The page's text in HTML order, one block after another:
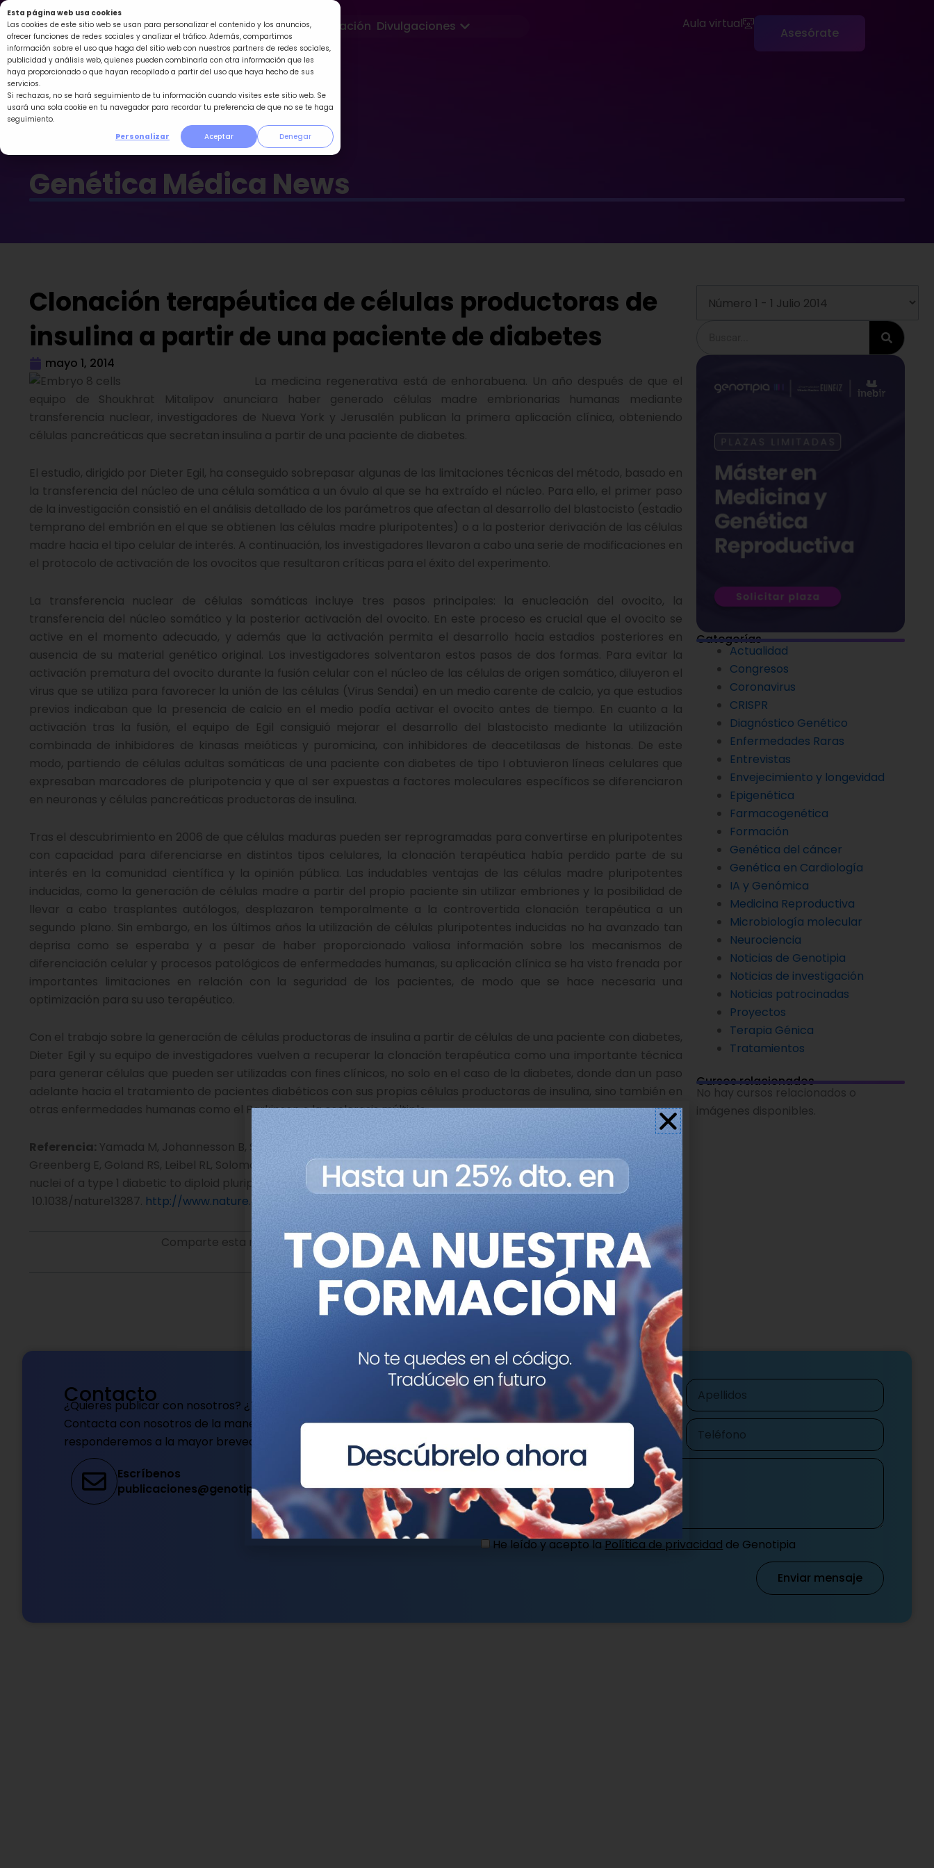
Esta página web usa cookies
Las cookies de este sitio web se usan para personalizar el contenido y los anuncios,
ofrecer funciones de redes sociales y analizar el tráfico. Además, compartimos
información sobre el uso que haga del sitio web con nuestros partners de redes sociales,
publicidad y análisis web, quienes pueden combinarla con otra información que les
haya proporcionado o que hayan recopilado a partir del uso que haya hecho de sus
servicios.
Si rechazas, no se hará seguimiento de tu información cuando visites este sitio web. Se
usará una sola cookie en tu navegador para recordar tu preferencia de que no se te haga
seguimiento.
Personalizar
Aceptar Denegar
Ir
al
contenido
Formación Divulgaciones Abrir Divulgaciones Aula virtual
Asesórate
Genética Médica News
Clonación terapéutica de células productoras de
insulina a partir de una paciente de diabetes
mayo 1, 2014
La medicina regenerativa está de enhorabuena. Un año después de que el
equipo de Shoukhrat Mitalipov anunciara haber generado células madre embrionarias humanas mediante
transferencia nuclear, investigadores de Nueva York y Jerusalén publican la primera aplicación clínica, obteniendo
células pancreáticas que secretan insulina a partir de una paciente de diabetes.
El estudio, dirigido por Dieter Egil, ha conseguido sobrepasar algunas de las limitaciones técnicas del método, basado en
la transferencia del núcleo de una célula somática a un óvulo al que se ha extraído el núcleo. Para ello, el primer paso
de la investigación consistió en el análisis detallado de los parámetros que afectan al desarrollo del blastocisto (estadio
temprano del embrión en el que se obtienen las células madre pluripotentes) o a la posterior derivación de las células
madre hacia el tipo celular de interés. A continuación, los investigadores llevaron a cabo una serie de modificaciones en
el protocolo de activación de los ovocitos que resultaron críticas para el éxito del experimento.
La transferencia nuclear de células somáticas incluye tres pasos principales: la enucleación del ovocito, la
transferencia del núcleo somático y la posterior activación del ovocito. En este proceso es crucial que el ovocito se
active en el momento adecuado, y además que la activación permita el desarrollo hacia estadios posteriores en
ausencia de su material genético original. Los investigadores solventaron estos pasos de dos formas. Para evitar la
activación prematura del ovocito durante la fusión celular con el núcleo de las células de origen somático, diluyeron el
virus que se utiliza para favorecer la unión de las células (Virus Sendai) en un medio carente de calcio, ya que estudios
previos indicaban que la presencia de calcio en el medio podía activar el ovocito antes de tiempo. En cuanto a la
activación tras la fusión, el equipo de Egil consiguió mejorar el desarrollo del blastocisto mediante la utilización
combinada de inhibidores de kinasas meióticas y puromicina, con inhibidores de deacetilasas de histonas. De este
modo, partiendo de células adultas somáticas de una paciente con diabetes de tipo I obtuvieron líneas celulares que
expresaban marcadores de pluripotencia y que al ser expuestas a factores moleculares específicos se diferenciaron
en neuronas y células pancreáticas productoras de insulina.
Tras el descubrimiento en 2006 de que células maduras pueden ser reprogramadas para convertirse en pluripotentes
con capacidad para diferenciarse en distintos tipos celulares, la clonación terapéutica había perdido parte de su
interés en la comunidad científica y la opinión pública. Las indudables ventajas de las células madre pluripotentes
inducidas, como la generación de células madre a partir del propio paciente sin utilizar embriones y la posibilidad de
llevar a cabo trasplantes autólogos, desplazaron temporalmente a la controvertida clonación terapéutica a un
segundo plano. Sin embargo, en los últimos años la utilización de células pluripotentes inducidas no ha avanzado tan
deprisa como se esperaba y a pesar de haber proporcionado valiosa información sobre los mecanismos de
diferenciación celular y procesos patológicos de enfermedades humanas, su aplicación clínica se ha visto frenada por
importantes limitaciones en relación con la seguridad de los pacientes, de modo que se hace necesaria una
optimización para su uso terapéutico.
Con el trabajo sobre la generación de células productoras de insulina a partir de células de una paciente con diabetes,
Dieter Egil y su equipo de investigadores vuelven a recuperar la clonación terapéutica como una importante técnica
para generar células que pueden ser utilizadas con fines clínicos, no solo en el caso de la diabetes, donde dan un paso
adelante hacia el tratamiento de pacientes diabéticos con sus propias células productoras de insulina, sino también en
otras enfermedades humanas como el Parkinson o la esclerosis múltiple.
Referencia: Yamada M, Johannesson B, Sagi I, Burnett LC, Kort DH, Prosser RW, Paull D, Nestor MW, Freeby M,
Greenberg E, Goland RS, Leibel RL, Solomon SL, Benvenisty N, Sauer MV, Egli D. Human oocytes reprogram adult somatic
nuclei of a type 1 diabetic to diploid pluripotent stem cells. Nature. 2014 Apr 28. doi:
10.1038/nature13287. http://www.nature.com/nature/journal/vaop/ncurrent/full/nature13287.html
Comparte esta noticia en tus redes
Categorías
Actualidad
Congresos
Coronavirus
CRISPR
Diagnóstico Genético
Enfermedades Raras
Entrevistas
Envejecimiento y longevidad
Epigenética
Farmacogenética
Formación
Genética del cáncer
Genética en Cardiología
IA y Genómica
Medicina Reproductiva
Microbiología molecular
Neurociencia
Noticias de Genotipia
Noticias de investigación
Noticias patrocinadas
Proyectos
Terapia Génica
Tratamientos
Cursos relacionados
No hay cursos relacionados o
imágenes disponibles.
Contacto
¿Quieres publicar con nosotros? ¿Tienes dudas?
Contacta con nosotros de la manera que prefieras y te
responderemos a la mayor brevedad.
Escríbenos
publicaciones@genotipia.com
Nombre Apellidos
Correo
electrónico
Teléfono
Mensaje
He leído y acepto la Política de privacidad de Genotipia
Enviar mensaje